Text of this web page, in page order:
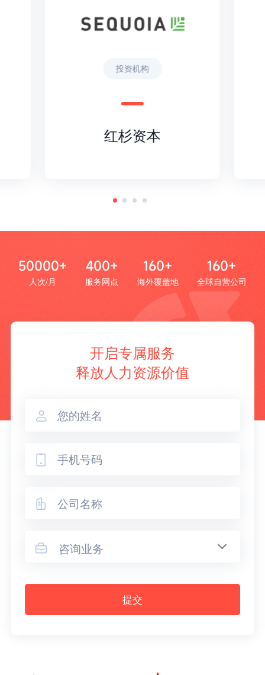
投资机构
红杉资本
50000+
人次/月
400+
服务网点
160+
海外覆盖地
160+
全球自营公司
开启专属服务
释放人力资源价值



 咨询业务
提交